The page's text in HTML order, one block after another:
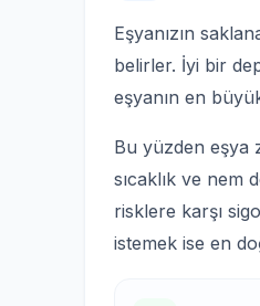
Eşyanızın
belirler. İyi bir
eşyanın en
Bu yüzden eşya
sıcaklık ve nem
risklere karşı
istemek ise en